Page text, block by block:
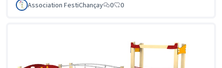
Association FestiChançay
0 0